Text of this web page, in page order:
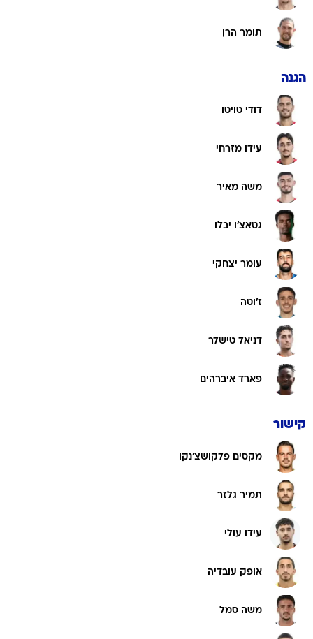
תומר הרן
הגנה
דודי טויטו
עידו מזרחי
משה מאיר
גטאצ'ו יבלו
עומר יצחקי
ז'וטה
דניאל טישלר
פארד איברהים
קישור
מקסים פלקושצ'נקו
תמיר גלזר
עידו עולי
אופק עובדיה
משה סמל